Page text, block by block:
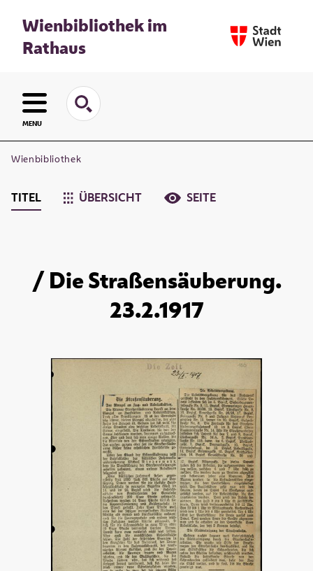
Wienbibliothek im
Rathaus
MENU
Wienbibliothek
TITEL ÜBERSICHT SEITE
/ Die Straßensäuberung.
23.2.1917